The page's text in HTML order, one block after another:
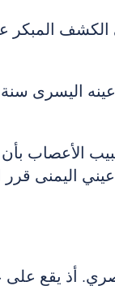
الكشف المبكر
الأعصاب بأن
اليمنى قرر
أذ يقع على